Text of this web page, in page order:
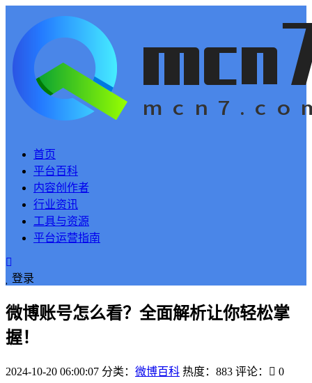
首页
平台百科
内容创作者
行业资讯
工具与资源
平台运营指南
登录
微博账号怎么看？全面解析让你轻松掌
握！
2024-10-20 06:00:07 分类： 微博百科 热度：883 评论： 0